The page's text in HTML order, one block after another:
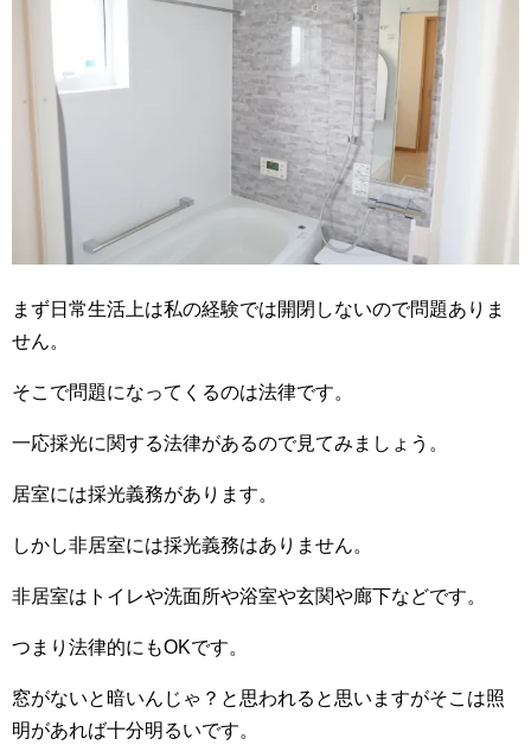
まず日常生活上は私の経験では開閉しないので問題ありま
せん。
そこで問題になってくるのは法律です。
一応採光に関する法律があるので見てみましょう。
居室には採光義務があります。
しかし非居室には採光義務はありません。
非居室はトイレや洗面所や浴室や玄関や廊下などです。
つまり法律的にもOKです。
窓がないと暗いんじゃ？と思われると思いますがそこは照
明があれば十分明るいです。